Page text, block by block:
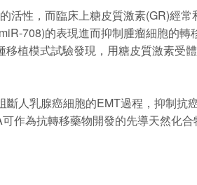
性，而臨床上糖皮質激素(GR)經常
708)的表現進而抑制腫瘤細胞的
植模式試驗發現，用糖皮質激素受
乳腺癌細胞的EMT過程，抑制抗
為抗轉移藥物開發的先導天然化合